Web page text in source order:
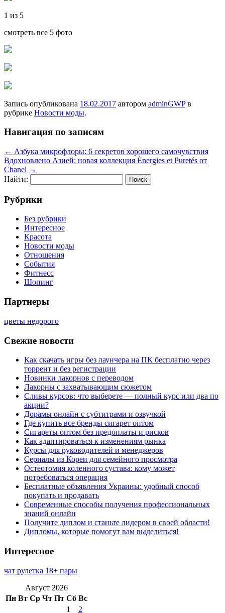
1 из 5
смотреть все 5 фото
Запись опубликована 18.02.2017 автором adminGWPв
рубрике Новости моды.
Навигация по записям
← Азбука микрофлоры: 6 секретов хорошего самочувствия
Вдохновлено Азией: новая коллекция Énergies et Puretés от
Chanel →
Найти:
Рубрики
Без рубрики
Интересное
Красота
Новости моды
Отношения
События
Фитнесс
Шопинг
Партнеры
цветы недорого
Свежие новости
Как скачать игры без лаунчера на ПК бесплатно через
торрент и без регистрации
Новинки лакорнов с переводом
Лакорны с захватывающим сюжетом
Сливы курсов: что выберете — полный курс или два по
акции?
Дорамы онлайн с субтитрами и озвучкой
Где купить все бренды сигарет оптом
Сигареты оптом без предоплаты и рисков
Как адаптироваться к изменениям рынка
Курсы для руководителей и менеджеров
Сериалы из Кореи для семейного просмотра
Остеотомия коленного сустава: кому может
потребоваться операция
Бесплатные объявления Украины: удобный способ
покупать и продавать
Современные способы получения профессиональных
знаний онлайн
Получите диплом и станьте лидером в своей области!
Дипломы, которые помогут вам выделиться!
Интересное
чат рулетка 18+ пары
Август 2026
Пн Вт Ср Чт Пт Сб Вс
1
2